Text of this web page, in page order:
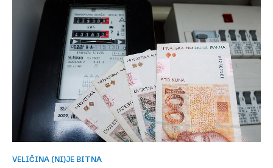
VELIČINA (NI)JE BITNA